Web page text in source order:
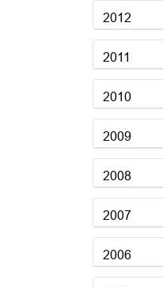
2012
2011
2010
2009
2008
2007
2006